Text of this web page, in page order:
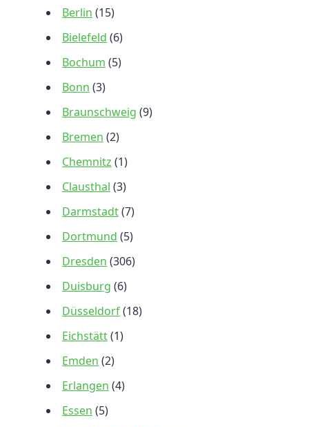
Berlin (15)
Bielefeld (6)
Bochum (5)
Bonn (3)
Braunschweig (9)
Bremen (2)
Chemnitz (1)
Clausthal (3)
Darmstadt(7)
Dortmund (5)
Dresden (306)
Duisburg (6)
Düsseldorf(18)
Eichstätt(1)
Emden (2)
Erlangen (4)
Essen (5)